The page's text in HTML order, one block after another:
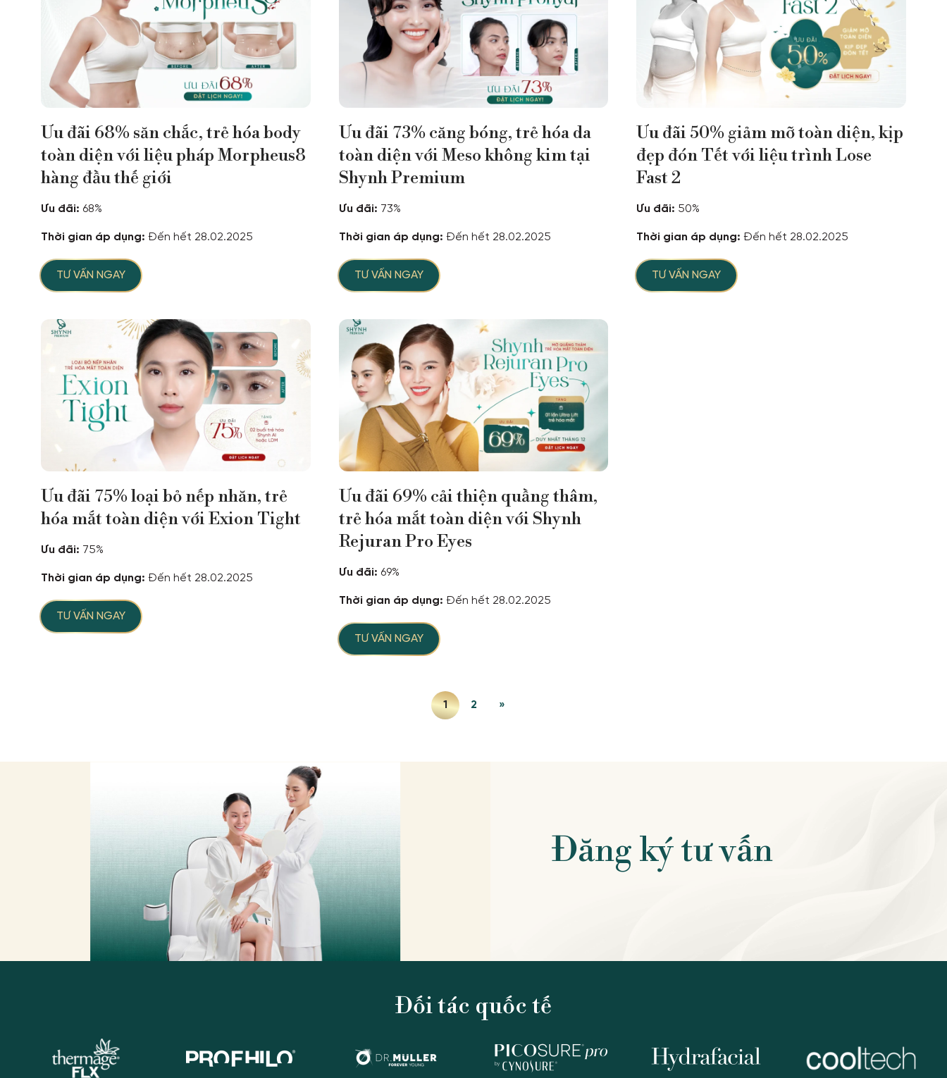
Ưu đãi 68% săn chắc, trẻ hóa body
toàn diện với liệu pháp Morpheus8
hàng đầu thế giới
Ưu đãi: 68%
Thời gian áp dụng: Đến hết 28.02.2025
TƯ VẤN NGAY
Ưu đãi 73% căng bóng, trẻ hóa da
toàn diện với Meso không kim tại
Shynh Premium
Ưu đãi: 73%
Thời gian áp dụng: Đến hết 28.02.2025
TƯ VẤN NGAY
Ưu đãi 50% giảm mỡ toàn diện, kịp
đẹp đón Tết với liệu trình Lose
Fast 2
Ưu đãi: 50%
Thời gian áp dụng: Đến hết 28.02.2025
TƯ VẤN NGAY
Ưu đãi 75% loại bỏ nếp nhăn, trẻ
hóa mắt toàn diện với Exion Tight
Ưu đãi: 75%
Thời gian áp dụng: Đến hết 28.02.2025
TƯ VẤN NGAY
Ưu đãi 69% cải thiện quầng thâm,
trẻ hóa mắt toàn diện với Shynh
Rejuran Pro Eyes
Ưu đãi: 69%
Thời gian áp dụng: Đến hết 28.02.2025
TƯ VẤN NGAY
1 2 »
Đăng ký tư vấn
Đối tác quốc tế